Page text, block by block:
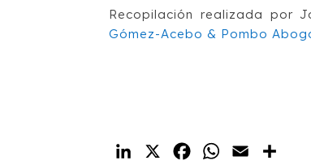
Recopilación realizada por
Gómez-Acebo & Pombo
LinkedIn
X FacebookWhatsApp
Email